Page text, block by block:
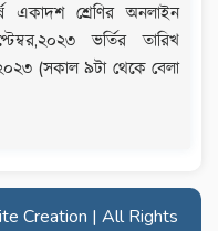
একাদশ শ্রেণির অনলাইন
ভর্তির তারিখ
(সকাল ৯টা থেকে বেলা
Creation | All Rights